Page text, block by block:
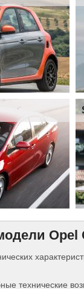
Opel
технические